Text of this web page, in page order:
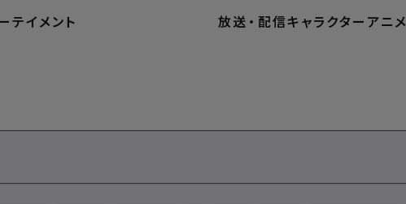
テイメント 放送 ・ 配信キャラクター アニメ